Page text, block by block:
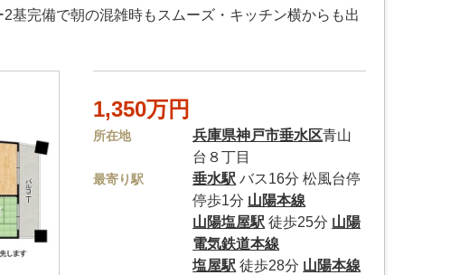
完備で朝の混雑時もスムーズ・キッチン横からも出
1,350万円
所在地 兵庫県神戸市垂水区青山
台８丁目
最寄り駅 垂水駅 バス16分 松風台停
停歩1分 山陽本線
山陽塩屋駅 徒歩25分 山陽
電気鉄道本線
塩屋駅 徒歩28分 山陽本線